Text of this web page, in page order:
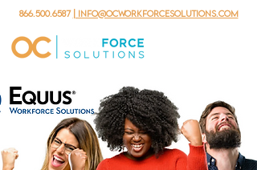
866.500.6587 | info@ocworkforcesolutions.com